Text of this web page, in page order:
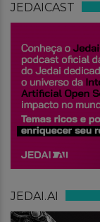
JEDAICAST
JEDAI.AI